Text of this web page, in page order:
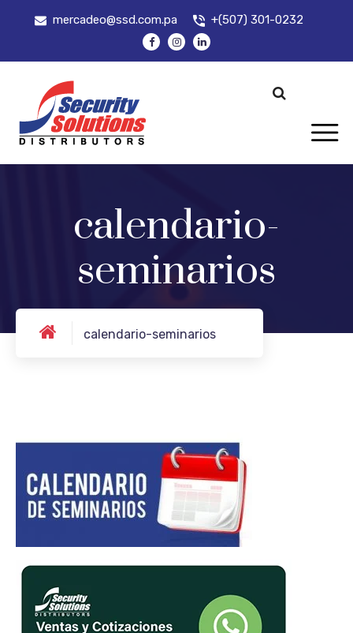
mercadeo@ssd.com.pa +(507) 301-0232
calendario-
seminarios
calendario-seminarios